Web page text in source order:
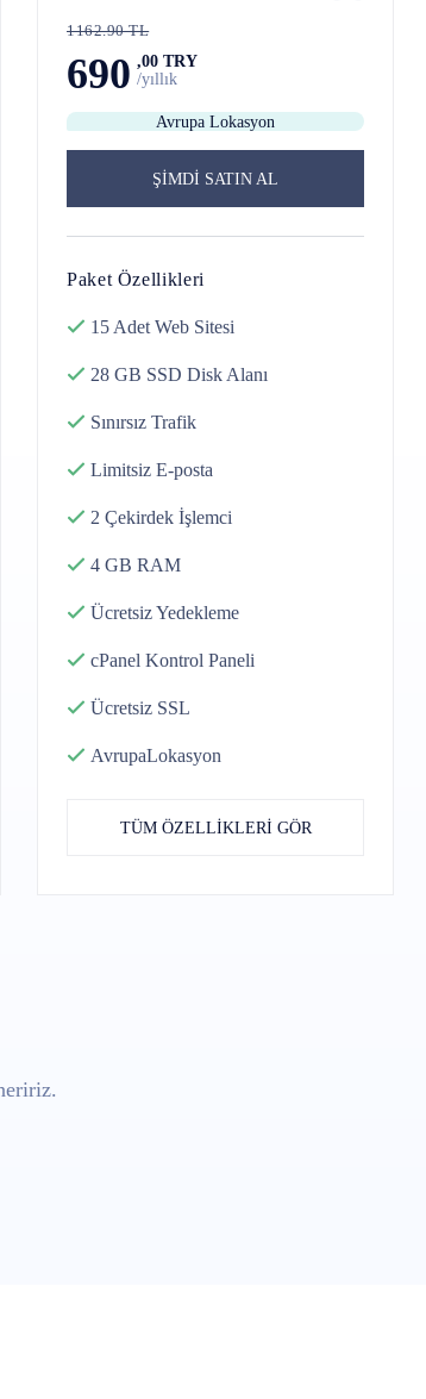
1162.90 TL
690 ,00 TRY
/yıllık
Avrupa Lokasyon
ŞİMDİ SATIN AL
Paket Özellikleri
15 Adet Web Sitesi
28 GB SSD Disk Alanı
Sınırsız Trafik
Limitsiz E-posta
2 Çekirdek İşlemci
4 GB RAM
ÜcretsizYedekleme
cPanel Kontrol Paneli
Ücretsiz SSL
AvrupaLokasyon
TÜM ÖZELLİKLERİ GÖR